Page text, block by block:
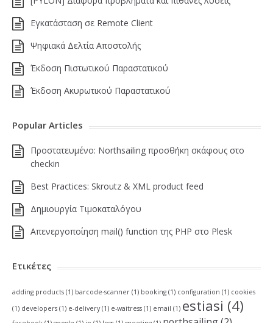
Εγκατάσταση σε Remote Client
Ψηφιακά Δελτία Αποστολής
Έκδοση Πιστωτικού Παραστατικού
Έκδοση Ακυρωτικού Παραστατικού
Popular Articles
Πρoστατευμένο: Northsailing προσθήκη σκάφους στο
checkin
Best Practices: Skroutz & XML product feed
Δημιουργία Τιμοκαταλόγου
Απενεργοποίηση mail() function της PHP στο Plesk
Ετικέτες
adding products (1) barcode-scanner (1) booking (1) configuration (1) cookies
(1) developers (1) e-delivery(1) e-waitress (1) email (1) estiasi (4)